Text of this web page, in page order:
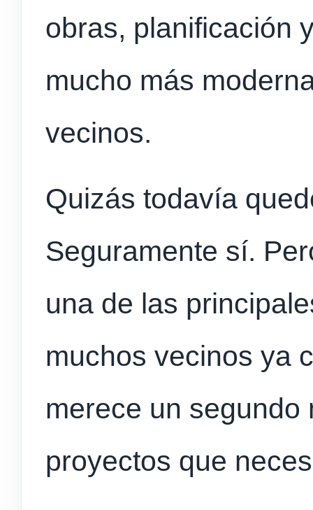
obras, planificación
mucho más
vecinos.
Quizás todavía
Seguramente sí.
una de las
muchos vecinos ya
merece un segundo
proyectos que